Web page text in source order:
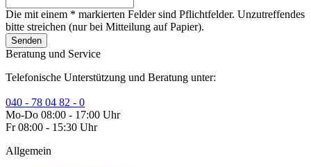
Die mit einem * markierten Felder sind Pflichtfelder. Unzutreffendes
bitte streichen (nur bei Mitteilung auf Papier).
Senden
Beratung und Service
Telefonische Unterstützung und Beratung unter:
040 - 78 04 82 - 0
Mo-Do 08:00 - 17:00 Uhr
Fr 08:00 - 15:30 Uhr
Allgemein